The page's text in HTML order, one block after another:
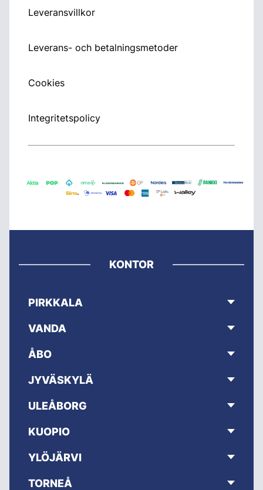
Leveransvillkor
Leverans- och betalningsmetoder
Cookies
Integritetspolicy
KONTOR
PIRKKALA
VANDA
ÅBO
JYVÄSKYLÄ
ULEÅBORG
KUOPIO
YLÖJÄRVI
TORNEÅ